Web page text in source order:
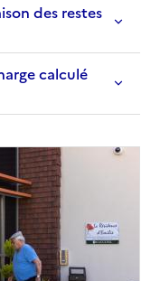
des restes
calculé